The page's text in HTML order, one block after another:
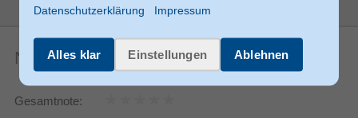
Breite 233 mm
Nachhaltigkeitszertifikate Forest Stewardship Council (FSC) Mix
Nachhaltigkeitskonformität
Noch keine Artikelbewertungen
Gesamtnote:
Datenschutzerklärung
Impressum
Alles klar Einstellungen Ablehnen